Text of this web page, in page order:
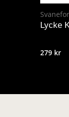
Lycke
279 kr